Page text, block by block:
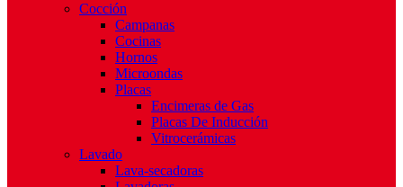
Cocción
Campanas
Cocinas
Hornos
Microondas
Placas
Encimeras de Gas
Placas De Inducción
Vitrocerámicas
Lavado
Lava-secadoras